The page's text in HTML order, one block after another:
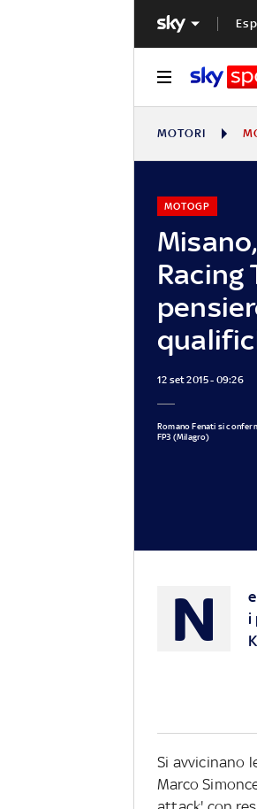
MOTORI
Racing
MOTOGP
12 set 2015 - 09:26
Romano Fenati si
FP3 (Milagro)
N
i
Si avvicinano
Marco